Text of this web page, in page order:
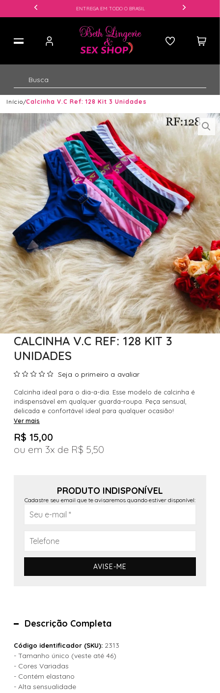
ENTREGA EM TODO O BRASIL
Início Calcinha V.C Ref: 128 Kit 3 Unidades
CALCINHA V.C REF: 128 KIT 3
UNIDADES
Seja o primeiro a avaliar
Calcinha ideal para o dia-a-dia. Esse modelo de calcinha é
indispensável em qualquer guarda-roupa. Peça sensual,
delicada e confortável ideal para qualquer ocasião!
Ver mais
R$ 15,00
3x
R$ 5,50
PRODUTO INDISPONÍVEL
Cadastre seu email que te avisaremos quando estiver disponível:
AVISE-ME
Descrição Completa
Código identificador (SKU): 2313
- Tamanho único (veste até 46)
- Cores Variadas
- Contém elastano
- Alta sensualidade